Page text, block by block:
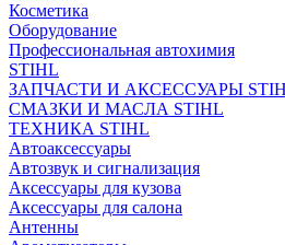
Косметика
Оборудование
Профессиональная автохимия
STIHL
ЗАПЧАСТИ И АКСЕССУАРЫ
СМАЗКИ И МАСЛА STIHL
ТЕХНИКА STIHL
Автоаксессуары
Автозвук и сигнализация
Аксессуары для кузова
Аксессуары для салона
Антенны